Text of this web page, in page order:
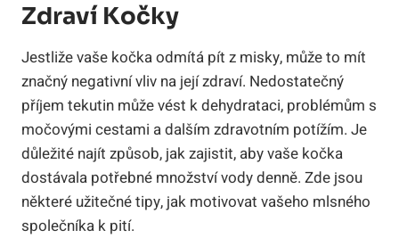
Zdraví Kočky
Jestliže vaše kočka odmítá pít z misky, může to mít
značný negativní vliv na její zdraví. Nedostatečný
příjem tekutin může vést k dehydrataci, problémům s
močovými cestami a dalším zdravotním potížím. Je
důležité najít způsob, jak zajistit, aby vaše kočka
dostávala potřebné množství vody denně. Zde jsou
některé užitečné tipy, jak motivovat vašeho mlsného
společníka k pití.